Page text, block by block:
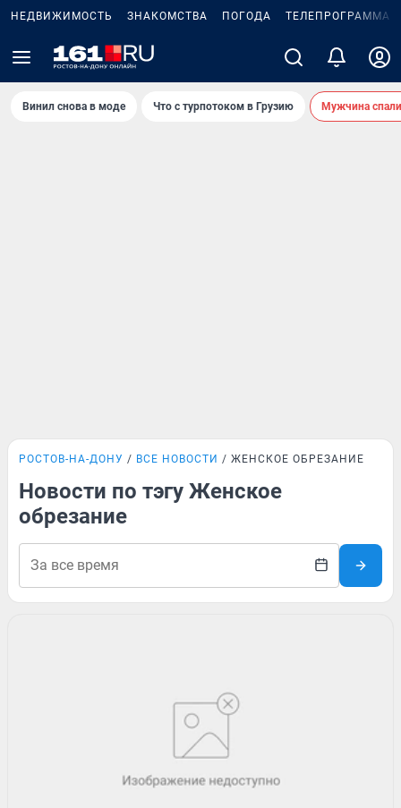
НЕДВИЖИМОСТЬ ЗНАКОМСТВА ПОГОДА ТЕЛЕПРОГРАММА
Винил снова в моде Что с турпотоком в Грузию Мужчина
РОСТОВ-НА-ДОНУ ВСЕ НОВОСТИ ЖЕНСКОЕ ОБРЕЗАНИЕ
Новости по тэгу Женское
обрезание